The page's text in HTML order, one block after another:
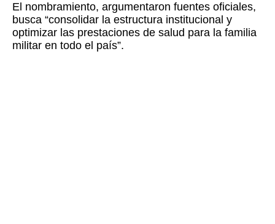
El nombramiento, argumentaron fuentes oficiales,
busca “consolidar la estructura institucional y
optimizar las prestaciones de salud para la familia
militar en todo el país”.